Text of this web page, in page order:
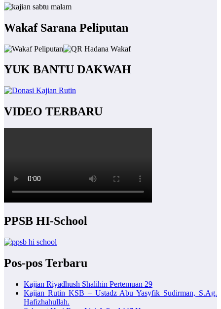
Wakaf Sarana Peliputan
YUK BANTU DAKWAH
VIDEO TERBARU
PPSB HI-School
Pos-pos Terbaru
Kajian Riyadhush Shalihin Pertemuan 29
Kajian Rutin KSB – Ustadz Abu Yasyfik Sudirman, S.Ag.
Hafizhahullah.